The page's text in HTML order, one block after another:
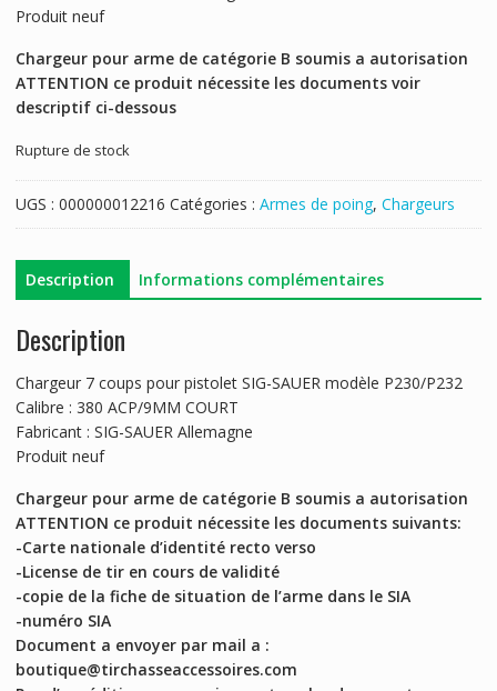
Produit neuf
Chargeur pour arme de catégorie B soumis a autorisation
ATTENTION ce produit nécessite les documents voir
descriptif ci-dessous
Rupture de stock
UGS : 000000012216 Catégories : Armes de poing, Chargeurs
Description Informations complémentaires
Description
Chargeur 7 coups pour pistolet SIG-SAUER modèle P230/P232
Calibre : 380 ACP/9MM COURT
Fabricant : SIG-SAUER Allemagne
Produit neuf
Chargeur pour arme de catégorie B soumis a autorisation
ATTENTION ce produit nécessite les documents suivants:
-Carte nationale d’identité recto verso
-License de tir en cours de validité
-copie de la fiche de situation de l’arme dans le SIA
-numéro SIA
Document a envoyer par mail a :
boutique@tirchasseaccessoires.com